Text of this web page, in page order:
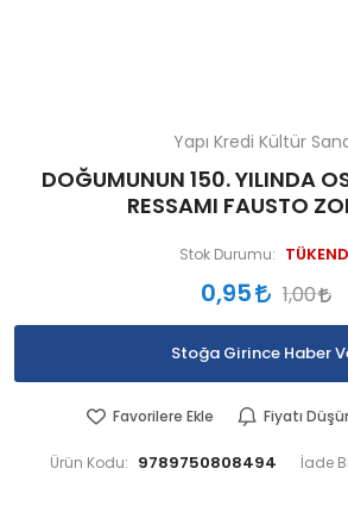
Yapı Kredi Kültür
DOĞUMUNUN 150. YILINDA
RESSAMI FAUSTO
Stok Durumu:
0,95 1,00
Stoğa Girince Haber
Favorilere Ekle Fiyatı
Ürün Kodu: 9789750808494 İade